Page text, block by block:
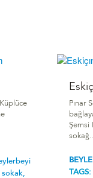
sokak,
Pınar
Şemsi
TAGS: